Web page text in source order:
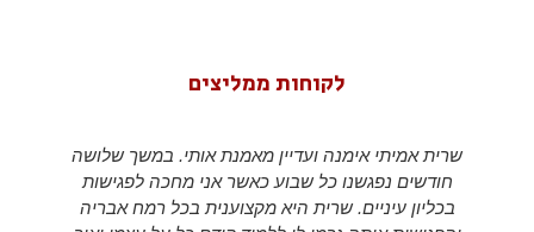
לקוחות ממליצים
אמיתי אימנה ועדיין מאמנת אותי. במשך שלושה
נפגשנו כל שבוע כאשר אני מחכה לפגישות
עיניים. שרית היא מקצוענית בכל רמח אבריה
for
around